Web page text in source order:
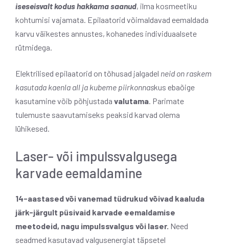
iseseisvalt kodus hakkama saanud, ilma kosmeetiku
kohtumisi vajamata. Epilaatorid võimaldavad eemaldada
karvu väikestes annustes, kohanedes individuaalsete
rütmidega.
Elektrilised epilaatorid on tõhusad jalgadel neid on raskem
kasutada kaenla all ja kubeme piirkonnaskus ebaõige
kasutamine võib põhjustada valutama . Parimate
tulemuste saavutamiseks peaksid karvad olema
lühikesed.
Laser- või impulssvalgusega
karvade eemaldamine
14-aastased või vanemad tüdrukud võivad kaaluda
järk-järgult püsivaid karvade eemaldamise
meetodeid, nagu impulssvalgus või laser. Need
seadmed kasutavad valgusenergiat täpsetel